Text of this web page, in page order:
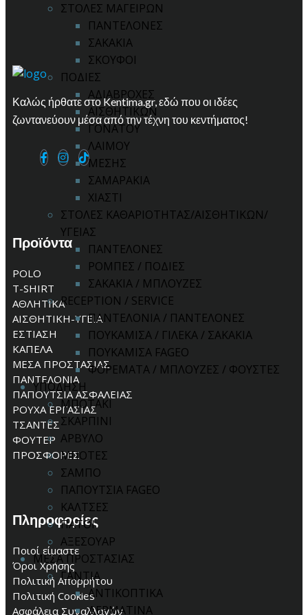
ΣΤΟΛΕΣ ΜΑΓΕΙΡΩΝ
ΠΑΝΤΕΛΟΝΕΣ
ΣΑΚΑΚΙΑ
ΣΚΟΥΦΟΙ
ΠΟΔΙΕΣ
ΑΔΙΑΒΡΟΧΕΣ
ΑΙΣΘΗΤΙΚΩΝ
ΓΟΝΑΤΟΥ
ΛΑΙΜΟΥ
ΜΕΣΗΣ
ΣΑΜΑΡΑΚΙΑ
ΧΙΑΣΤΙ
ΣΤΟΛΕΣ ΚΑΘΑΡΙΟΤΗΤΑΣ/ΑΙΣΘΗΤΙΚΩΝ/
ΥΓΕΙΑΣ
ΠΑΝΤΕΛΟΝΕΣ
ΡΟΜΠΕΣ / ΠΟΔΙΕΣ
ΣΑΚΑΚΙΑ / ΜΠΛΟΥΖΕΣ
RECEPTION / SERVICE
ΠΑΝΤΕΛΟΝΙΑ / ΠΑΝΤΕΛΟΝΕΣ
ΠΟΥΚΑΜΙΣΑ / ΓΙΛΕΚΑ / ΣΑΚΑΚΙΑ
ΠΟΥΚΑΜΙΣΑ FAGEO
ΦΟΡΕΜΑΤΑ / ΜΠΛΟΥΖΕΣ / ΦΟΥΣΤΕΣ
ΥΠΟΔΗΣΗ
ΜΠΟΤΑΚΙ
ΣΚΑΡΠΙΝΙ
ΑΡΒΥΛΟ
ΜΠΟΤΕΣ
ΣΑΜΠΟ
ΠΑΠΟΥΤΣΙΑ FAGEO
ΚΑΛΤΣΕΣ
ΠΑΤΟΙ
ΑΞΕΣΟΥΑΡ
ΜΕΣΑ ΠΡΟΣΤΑΣΙΑΣ
ΓΑΝΤΙΑ
ΑΝΤΙΚΟΠΤΙΚΑ
ΔΕΡΜΑΤΙΝΑ
Καλώς ήρθατε στο Kentima.gr, εδώ που οι ιδέες
ζωντανεύουν μέσα από την τέχνη του κεντήματος!
Προϊόντα
POLO
T-SHIRT
ΑΘΛΗΤΙΚΑ
ΑΙΣΘΗΤΙΚΗ-ΥΓΕΙΑ
ΕΣΤΙΑΣΗ
ΚΑΠΕΛΑ
ΜΕΣΑ ΠΡΟΣΤΑΣΙΑΣ
ΠΑΝΤΕΛΟΝΙΑ
ΠΑΠΟΥΤΣΙΑ ΑΣΦΑΛΕΙΑΣ
ΡΟΥΧΑ ΕΡΓΑΣΙΑΣ
ΤΣΑΝΤΕΣ
ΦΟΥΤΕΡ
ΠΡΟΣΦΟΡΕΣ
Πληροφορίες
Ποιοί είμαστε
Όροι Χρήσης
Πολιτική Απορρήτου
Πολιτική Cookies
Ασφάλεια Συναλλαγών